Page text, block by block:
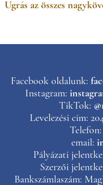
Ugrás az összes
Facebook oldalunk:
Instagram:
TikTok:
Levelezési cím:
Telefon:
email:
Pályázati
Szerzői
Bankszámlaszám: